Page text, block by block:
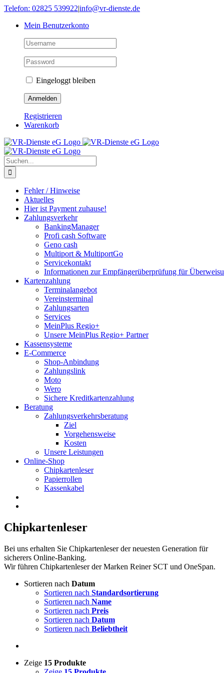
Skip
content
Telefon: 02825 539922|info@vr-dienste.de
Mein Benutzerkonto
Eingeloggt bleiben
Registrieren
Warenkorb
Suche
nach:
Fehler / Hinweise
Aktuelles
Hier ist Payment zuhause!
Zahlungsverkehr
BankingManager
Profi cash Software
Geno cash
Multiport & MultiportGo
Servicekontakt
Informationen zur Empfängerüberprüfung für
Kartenzahlung
Terminalangebot
Vereinsterminal
Zahlungsarten
Services
MeinPlus Regio+
Unsere MeinPlus Regio+ Partner
Kassensysteme
E-Commerce
Shop-Anbindung
Zahlungslink
Moto
Wero
Sichere Kreditkartenzahlung
Beratung
Zahlungsverkehrsberatung
Ziel
Vorgehensweise
Kosten
Unsere Leistungen
Online-Shop
Chipkartenleser
Papierrollen
Kassenkabel
Chipkartenleser
Bei uns erhalten Sie Chipkartenleser der neuesten Generation für
sicherers Online-Banking.
Wir führen Chipkartenleser der Marken Reiner SCT und OneSpan.
Sortieren nach Datum
Sortieren nach Standardsortierung
Sortieren nach Name
Sortieren nach Preis
Sortieren nach Datum
Sortieren nach Beliebtheit
Zeige 15 Produkte